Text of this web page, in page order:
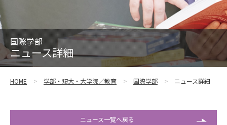
国際学部
ニュース詳細
HOME 学部・短大・大学院／教育 国際学部 ニュース詳細
ニュース一覧へ戻る